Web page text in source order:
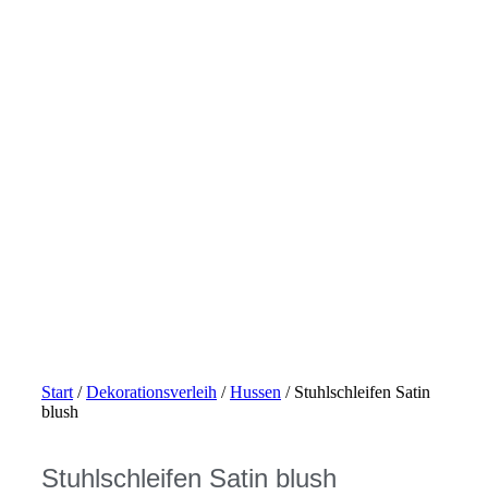
Start /Dekorationsverleih /Hussen / Stuhlschleifen Satin
blush
Stuhlschleifen Satin blush